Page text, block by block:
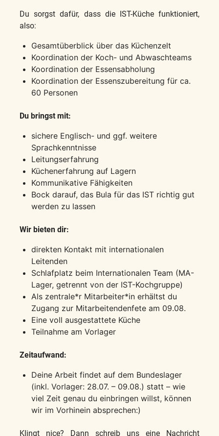
Du sorgst dafür, dass die IST-Küche funktioniert,
also:
Gesamtüberblick über das Küchenzelt
Koordination der Koch- und Abwaschteams
Koordination der Essensabholung
Koordination der Essenszubereitung für ca.
60 Personen
Du bringst mit:
sichere Englisch- und ggf. weitere
Sprachkenntnisse
Leitungserfahrung
Küchenerfahrung auf Lagern
Kommunikative Fähigkeiten
Bock darauf, das Bula für das IST richtig gut
werden zu lassen
Wir bieten dir:
direkten Kontakt mit internationalen
Leitenden
Schlafplatz beim Internationalen Team (MA-
Lager, getrennt von der IST-Kochgruppe)
Als zentrale*r Mitarbeiter*in erhältst du
Zugang zur Mitarbeitendenfete am 09.08.
Eine voll ausgestattete Küche
Teilnahme am Vorlager
Zeitaufwand:
Deine Arbeit findet auf dem Bundeslager
(inkl. Vorlager: 28.07. – 09.08.) statt – wie
viel Zeit genau du einbringen willst, können
wir im Vorhinein absprechen:)
Klingt nice? Dann schreib uns eine Nachricht